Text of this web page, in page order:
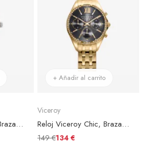
Reloj Viceroy Chic, Brazalete Acero Bicolor, Esfera Gris
+ Añadir al carrito
Viceroy
Reloj Viceroy Chic, Brazalete Acero Dorado, Esfera Negra
149 €134 €